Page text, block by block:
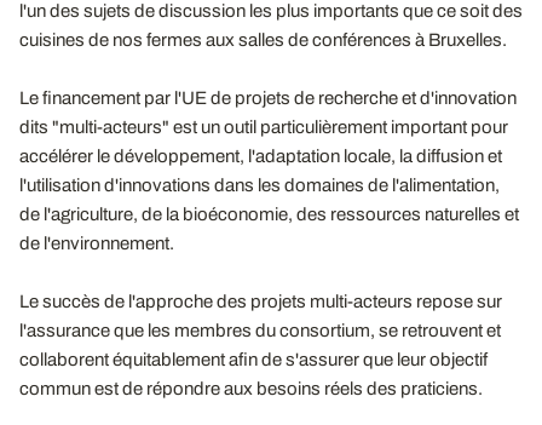
l'un des sujets de discussion les plus importants que ce soit des
cuisines de nos fermes aux salles de conférences à Bruxelles.
Le financement par l'UE de projets de recherche et d'innovation
dits "multi-acteurs" est un outil particulièrement important pour
accélérer le développement, l'adaptation locale, la diffusion et
l'utilisation d'innovations dans les domaines de l'alimentation,
de l'agriculture, de la bioéconomie, des ressources naturelles et
de l'environnement.
Le succès de l'approche des projets multi-acteurs repose sur
l'assurance que les membres du consortium, se retrouvent et
collaborent équitablement afin de s'assurer que leur objectif
commun est de répondre aux besoins réels des praticiens.